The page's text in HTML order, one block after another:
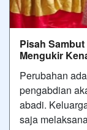
Pisah
Mengukir
Perubahan
pengabdian
abadi.
saja